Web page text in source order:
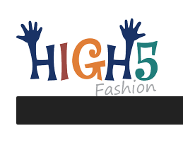
Ga
door
naar
navigatie
Ga
direct
naar
inhoud